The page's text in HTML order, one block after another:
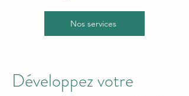
Nos services
Développez votre